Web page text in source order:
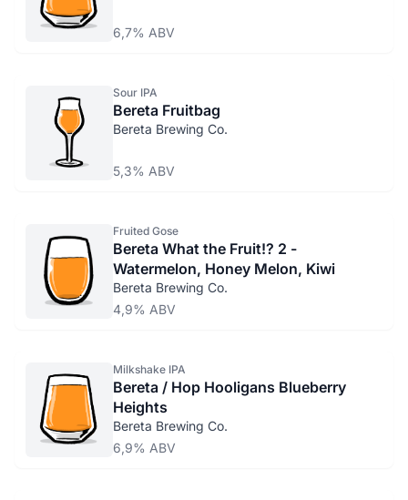
6,7% ABV
Sour IPA
Bereta Fruitbag
Bereta Brewing Co.
5,3% ABV
Fruited Gose
Bereta What the Fruit!? 2 -
Watermelon, Honey Melon, Kiwi
Bereta Brewing Co.
4,9% ABV
Milkshake IPA
Bereta / Hop Hooligans Blueberry
Heights
Bereta Brewing Co.
6,9% ABV